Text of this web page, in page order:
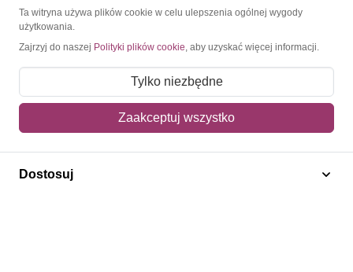
Konto
Moje konto
Mój koszyk
Adres dostawy
Polecamy
Ta witryna używa plików cookie w celu ulepszenia ogólnej wygody
użytkowania.
Zajrzyj do naszej Polityki plików cookie, aby uzyskać więcej informacji.
Tylko niezbędne
Zaakceptuj wszystko
Dostosuj